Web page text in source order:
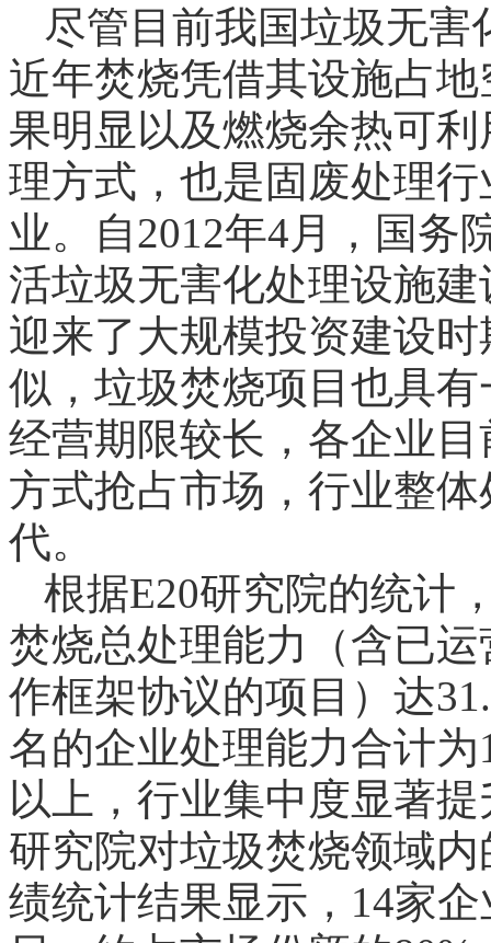
尽管目前我国垃圾无害
近年焚烧凭借其设施占
果明显以及燃烧余热可
理方式，也是固废处理
业。自2012年4月，国务
活垃圾无害化处理设施
迎来了大规模投资建设
似，垃圾焚烧项目也具
经营期限较长，各企业
方式抢占市场，行业整
代。
根据E20研究院的统计
焚烧总处理能力（含已
作框架协议的项目）达
名的企业处理能力合计
以上，行业集中度显著
研究院对垃圾焚烧领域
绩统计结果显示，14家